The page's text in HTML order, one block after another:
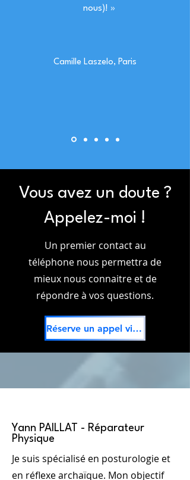
nous)! »
Camille Laszelo, Paris
Vous avez un doute ?
Appelez-moi !
Un premier contact au
téléphone nous permettra de
mieux nous connaitre et de
répondre à vos questions.
Réserve un appel visio GRATUIT
Yann PAILLAT - Réparateur
Physique
Je suis spécialisé en posturologie et
en réflexe archaïque. Mon objectif